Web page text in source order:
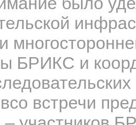
БРИКС и
встречи